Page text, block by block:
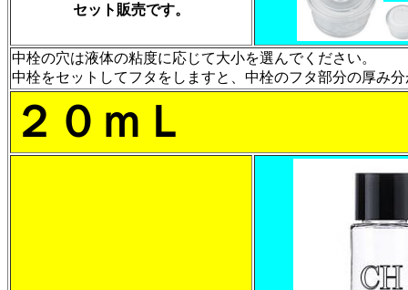
セット販売です。
中栓の穴は液体の粘度に応じて大小を選んでください。
中栓をセットしてフタをしますと、中栓のフタ部分の厚み
２０ｍＬ